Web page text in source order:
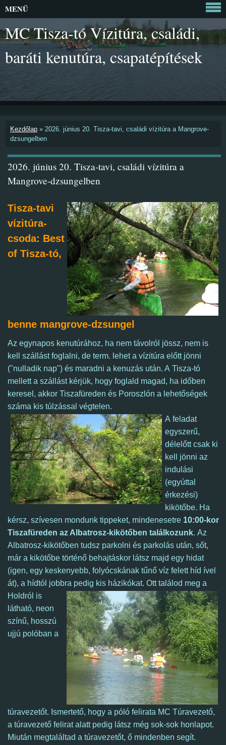
MC Tisza-tó Vízitúra, családi,
baráti kenutúra, csapatépítések
Kezdőlap » 2026. június 20. Tisza-tavi, családi vízitúra a Mangrove-
dzsungelben
2026. június 20. Tisza-tavi, családi vízitúra a
Mangrove-dzsungelben
Tisza-tavi
vízitúra-
csoda: Best
of Tisza-tó,
benne mangrove-dzsungel
Az egynapos kenutúrához, ha nem távolról jössz, nem is
kell szállást foglalni, de term. lehet a vízitúra előtt jönni
("nulladik nap") és maradni a kenuzás után. A Tisza-tó
mellett a szállást kérjük, hogy foglald magad, ha időben
keresel, akkor Tiszafüreden és Poroszlón a lehetőségek
száma kis túlzással végtelen.
A feladat
egyszerű,
délelőttcsak ki
kell jönni az
indulási
(egyúttal
érkezési)
kikötőbe. Ha
kérsz, szívesen mondunk tippeket, mindenesetre 10:00-kor
Tiszafüreden az Albatrosz-kikötőben találkozunk. Az
Albatrosz-kikötőben tudsz parkolni és parkolás után, sőt,
már a kikötőbe történő behajtáskor látsz majd egy hidat
(igen, egy keskenyebb, folyócskának tűnő víz felett híd ível
át), a hídtól jobbra pedig kis házikókat. Ott találod meg a
Holdról is
látható, neon
színű, hosszú
ujjú polóban a
túravezetőt. Ismertető, hogy a póló felirata MC Túravezető,
a túravezető felirat alatt pedig látsz még sok-sok honlapot.
Miután megtaláltad a túravezetőt, ő mindenben segít.
MENÜ